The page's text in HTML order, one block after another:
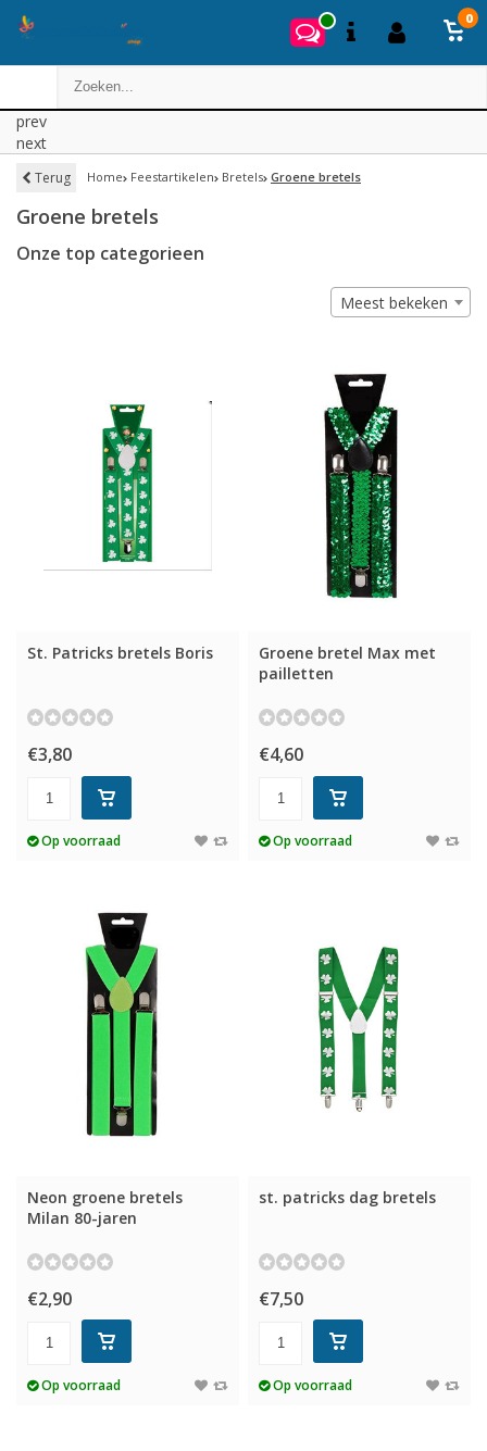
0
prev
next
Terug Home Feestartikelen Bretels Groene bretels
Groene bretels
Onze top categorieen
Meest bekeken
St. Patricks bretels Boris
€3,80
Op voorraad
Groene bretel Max met
pailletten
€4,60
Op voorraad
Neon groene bretels
Milan 80-jaren
€2,90
Op voorraad
st. patricks dag bretels
€7,50
Op voorraad